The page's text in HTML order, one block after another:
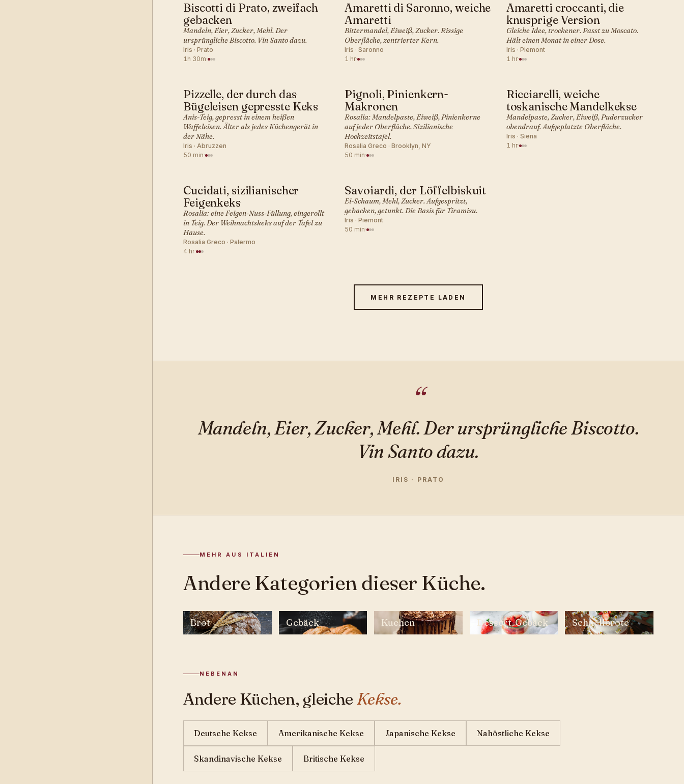
ITALIENISCH · KEKSE
Biscotti di Prato, zweifach
gebacken
Mandeln, Eier, Zucker, Mehl. Der
ursprüngliche Biscotto. Vin Santo dazu.
Iris · Prato
1h 30m·
Amaretti di Saronno, weiche
Amaretti
Bittermandel, Eiweiß, Zucker. Rissige
Oberfläche, zentrierter Kern.
Iris · Saronno
1 hr·
Amaretti croccanti, die
knusprige Version
Gleiche Idee, trockener. Passt zu Moscato.
Hält einen Monat in einer Dose.
Iris · Piemont
1 hr·
ITALIENISCH · KEKSE
Pizzelle, der durch das
Bügeleisen gepresste Keks
Anis-Teig, gepresst in einem heißen
Waffeleisen. Älter als jedes Küchengerät in
der Nähe.
Iris · Abruzzen
50 min·
ITALIENISCH · KEKSE
Pignoli, Pinienkern-
Makronen
Rosalia: Mandelpaste, Eiweiß, Pinienkerne
auf jeder Oberfläche. Sizilianische
Hochzeitstafel.
Rosalia Greco · Brooklyn, NY
50 min·
ITALIENISCH · KEKSE
Ricciarelli, weiche
toskanische Mandelkekse
Mandelpaste, Zucker, Eiweiß, Puderzucker
obendrauf. Aufgeplatzte Oberfläche.
Iris · Siena
1 hr·
ITALIENISCH · KEKSE
Cucidati, sizilianischer
Feigenkeks
Rosalia: eine Feigen-Nuss-Füllung, eingerollt
in Teig. Der Weihnachtskeks auf der Tafel zu
Hause.
Rosalia Greco · Palermo
4 hr·
ITALIENISCH · KEKSE
Savoiardi, der Löffelbiskuit
Ei-Schaum, Mehl, Zucker. Aufgespritzt,
gebacken, getunkt. Die Basis für Tiramisu.
Iris · Piemont
50 min·
MEHR REZEPTE LADEN
Mandeln, Eier, Zucker, Mehl. Der ursprüngliche Biscotto.
Vin Santo dazu.
IRIS · PRATO
MEHR AUS ITALIEN
Andere Kategorien dieser Küche.
Brot Gebäck Kuchen Dessert-Gebäck Schnellbrote
NEBENAN
Andere Küchen, gleiche Kekse.
Deutsche Kekse Amerikanische Kekse Japanische Kekse Nahöstliche Kekse
Skandinavische Kekse Britische Kekse